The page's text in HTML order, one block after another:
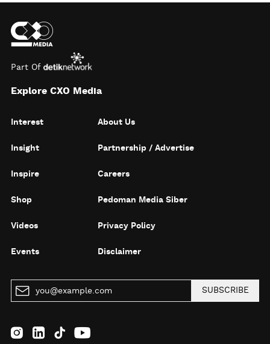
Part Of
Explore CXO Media
Interest
Insight
Inspire
Shop
Videos
Events
About Us
Partnership / Advertise
Careers
Pedoman Media Siber
Privacy Policy
Disclaimer
SUBSCRIBE